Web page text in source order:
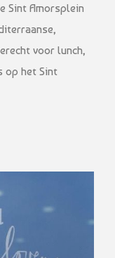
Sint Amorsplein
voor lunch,
op het Sint